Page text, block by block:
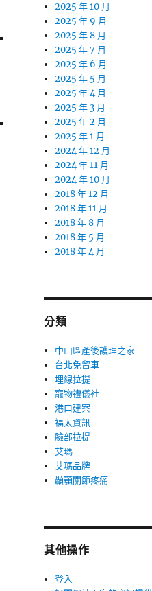
2025 年 10 月
2025 年 9 月
2025 年 8 月
2025 年 7 月
2025 年 6 月
2025 年 5 月
2025 年 4 月
2025 年 3 月
2025 年 2 月
2025 年 1 月
2024 年 12 月
2024 年 11 月
2024 年 10 月
2018 年 12 月
2018 年 11 月
2018 年 8 月
2018 年 5 月
2018 年 4 月
分類
中山區產後護理之家
台北免留車
埋線拉提
寵物禮儀社
港口建案
福太資訊
臉部拉提
艾瑪
艾瑪品牌
顳顎關節疼痛
其他操作
登入